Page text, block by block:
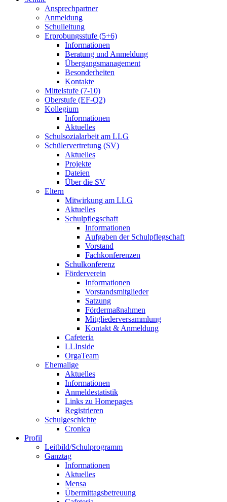
Ansprechpartner
Anmeldung
Schulleitung
Erprobungsstufe (5+6)
Informationen
Beratung und Anmeldung
Übergangsmanagement
Besonderheiten
Kontakte
Mittelstufe (7-10)
Oberstufe (EF-Q2)
Kollegium
Informationen
Aktuelles
Schulsozialarbeit am LLG
Schülervertretung (SV)
Aktuelles
Projekte
Dateien
Über die SV
Eltern
Mitwirkung am LLG
Aktuelles
Schulpflegschaft
Informationen
Aufgaben der Schulpflegschaft
Vorstand
Fachkonferenzen
Schulkonferenz
Förderverein
Informationen
Vorstandsmitglieder
Satzung
Fördermaßnahmen
Mitgliederversammlung
Kontakt & Anmeldung
Cafeteria
LLInside
OrgaTeam
Ehemalige
Aktuelles
Informationen
Anmeldestatistik
Links zu Homepages
Registrieren
Schulgeschichte
Cronica
Profil
Leitbild/Schulprogramm
Ganztag
Informationen
Aktuelles
Mensa
Übermittagsbetreuung